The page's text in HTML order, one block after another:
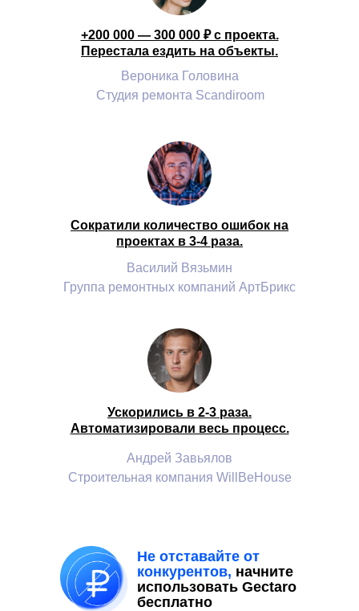
+200 000 — 300 000 ₽ с проекта.
Перестала ездить на объекты.
Вероника Головина
Студия ремонта Scandiroom
Сократили количество ошибок на
проектах в 3-4 раза.
Василий Вязьмин
Группа ремонтных компаний АртБрикс
Ускорились в 2-3 раза.
Автоматизировали весь процесс.
Андрей Завьялов
Строительная компания WillBeHouse
Не отставайте от
конкурентов, начните
использовать Gectaro
бесплатно